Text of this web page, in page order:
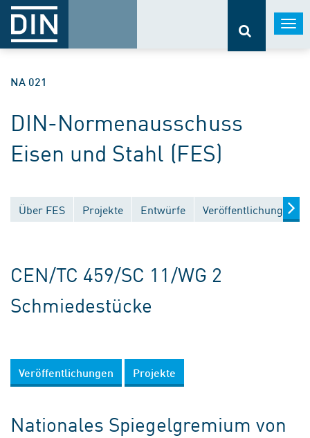
NA 021
DIN-Normenausschuss
Eisen und Stahl (FES)
Über FES Projekte Entwürfe Veröffentlichungen
CEN/TC 459/SC 11/WG 2
Schmiedestücke
Veröffentlichungen Projekte
Nationales Spiegelgremium von